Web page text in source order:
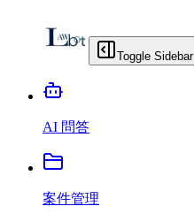
Toggle Sidebar
AI 問答
案件管理